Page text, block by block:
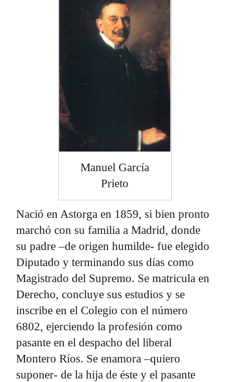
Manuel García
Prieto
Nació en Astorga en 1859, si bien pronto
marchó con su familia a Madrid, donde
su padre –de origen humilde- fue elegido
Diputado y terminando sus días como
Magistrado del Supremo. Se matricula en
Derecho, concluye sus estudios y se
inscribe en el Colegio con el número
6802, ejerciendo la profesión como
pasante en el despacho del liberal
Montero Ríos. Se enamora –quiero
suponer- de la hija de éste y el pasante